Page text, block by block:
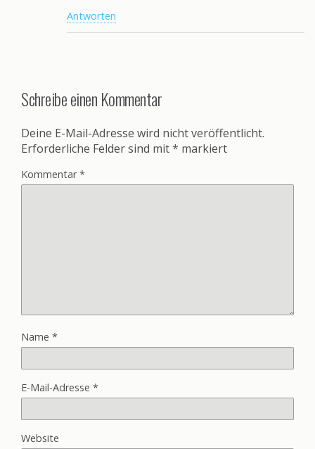
Antworten
Schreibe einen Kommentar
Deine E-Mail-Adresse wird nicht veröffentlicht.
Erforderliche Felder sind mit* markiert
Kommentar*
Name *
E-Mail-Adresse *
Website